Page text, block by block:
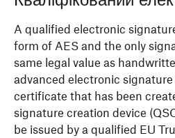
A qualified electronic
form of AES and the only
same legal value as
advanced electronic
certificate that has been
signature creation device
be issued by a qualified EU